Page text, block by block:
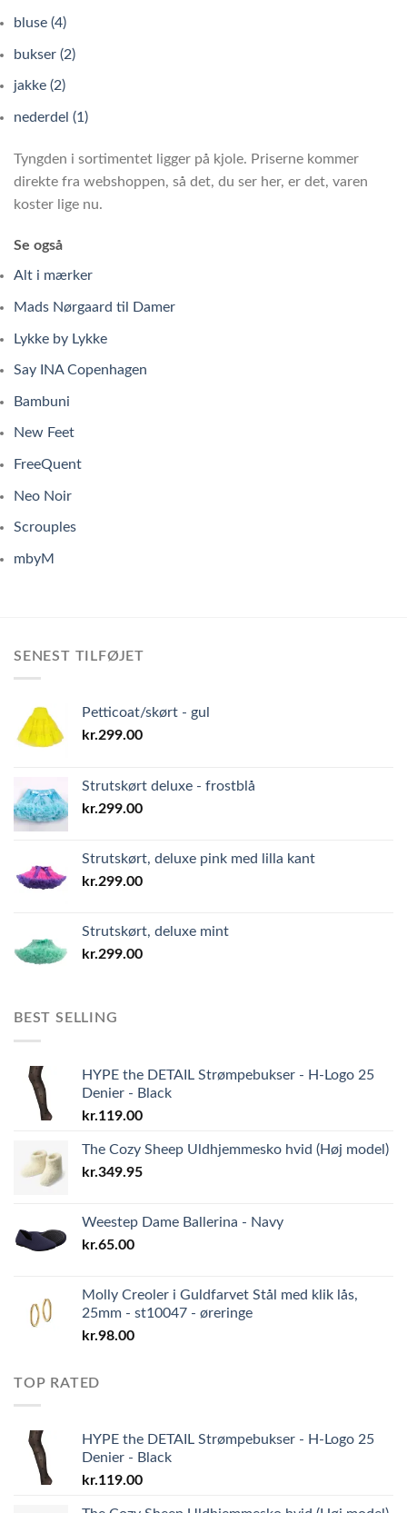
bluse (4)
bukser (2)
jakke (2)
nederdel (1)
Tyngden i sortimentet ligger på kjole. Priserne kommer
direkte fra webshoppen, så det, du ser her, er det, varen
koster lige nu.
Se også
Alt i mærker
Mads Nørgaard til Damer
Lykke by Lykke
Say INA Copenhagen
Bambuni
New Feet
FreeQuent
Neo Noir
Scrouples
mbyM
SENEST TILFØJET
Petticoat/skørt - gul
kr.299.00
Strutskørt deluxe - frostblå
kr.299.00
Strutskørt, deluxe pink med lilla kant
kr.299.00
Strutskørt, deluxe mint
kr.299.00
BEST SELLING
HYPE the DETAIL Strømpebukser - H-Logo 25
Denier - Black
kr.119.00
The Cozy Sheep Uldhjemmesko hvid (Høj model)
kr.349.95
Weestep Dame Ballerina - Navy
kr.65.00
Molly Creoler i Guldfarvet Stål med klik lås,
25mm - st10047 - øreringe
kr.98.00
TOP RATED
HYPE the DETAIL Strømpebukser - H-Logo 25
Denier - Black
kr.119.00